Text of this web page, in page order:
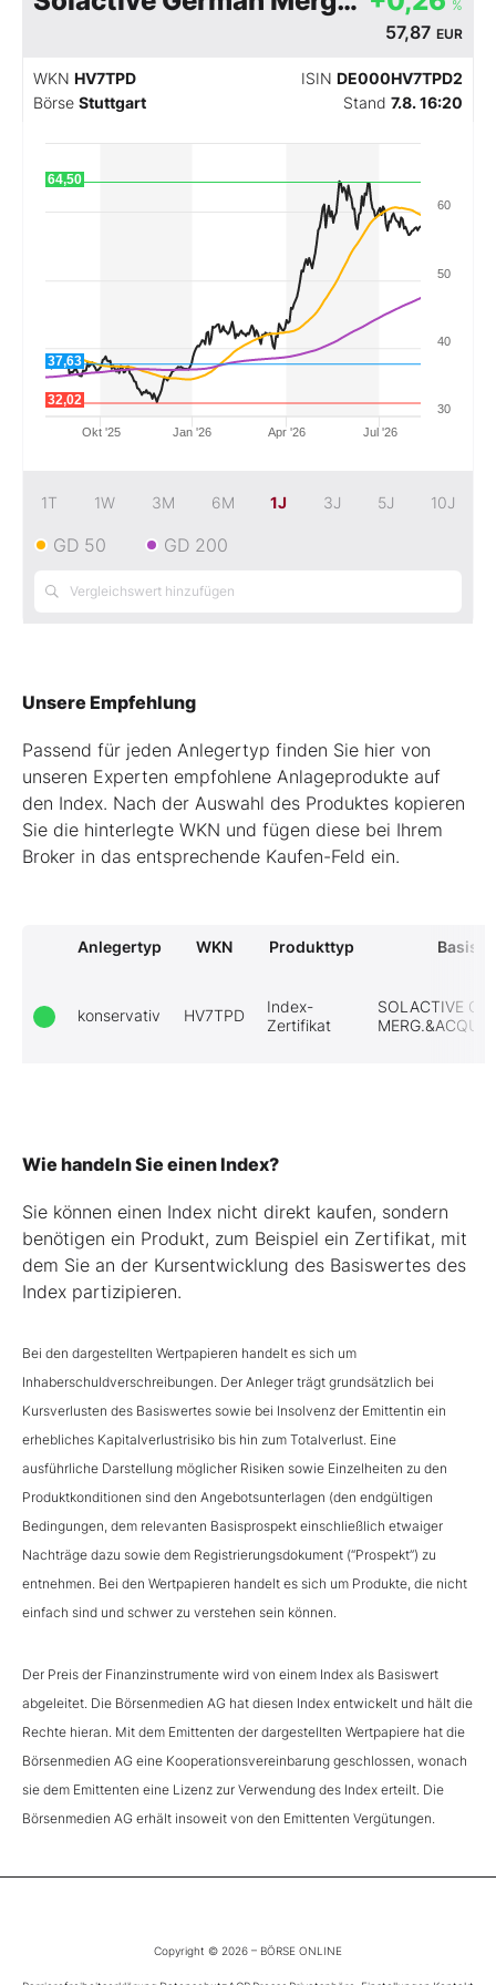
Kontakt
%
57,87 EUR
WKN HV7TPD ISIN DE000HV7TPD2
Börse Stuttgart Stand 7.8. 16:20
Jan '26 Jul '26
Okt '25 Apr '26
40
60
30
50
37,63
32,02
64,50
1T 1W 3M 6M 1J 3J 5J 10J
GD 50 GD 200
Unsere Empfehlung
Passend für jeden Anlegertyp finden Sie hier von
unseren Experten empfohlene Anlageprodukte auf
den Index. Nach der Auswahl des Produktes kopieren
Sie die hinterlegte WKN und fügen diese bei Ihrem
Broker in das entsprechende Kaufen-Feld ein.
Anlegertyp WKN Produkttyp
konservativ HV7TPD
Index-
Zertifikat
SOLACTIVE
MERG.&ACQUIS
Wie handeln Sie einen Index?
Sie können einen Index nicht direkt kaufen, sondern
benötigen ein Produkt, zum Beispiel ein Zertifikat, mit
dem Sie an der Kursentwicklung des Basiswertes des
Index partizipieren.
Bei den dargestellten Wertpapieren handelt es sich um
Inhaberschuldverschreibungen. Der Anleger trägt grundsätzlich bei
Kursverlusten des Basiswertes sowie bei Insolvenz der Emittentin ein
erhebliches Kapitalverlustrisiko bis hin zum Totalverlust. Eine
ausführliche Darstellung möglicher Risiken sowie Einzelheiten zu den
Produktkonditionen sind den Angebotsunterlagen (den endgültigen
Bedingungen, dem relevanten Basisprospekt einschließlich etwaiger
Nachträge dazu sowie dem Registrierungsdokument (“Prospekt”) zu
entnehmen. Bei den Wertpapieren handelt es sich um Produkte, die nicht
einfach sind und schwer zu verstehen sein können.
Der Preis der Finanzinstrumente wird von einem Index als Basiswert
abgeleitet. Die Börsenmedien AG hat diesen Index entwickelt und hält die
Rechte hieran. Mit dem Emittenten der dargestellten Wertpapiere hat die
Börsenmedien AG eine Kooperationsvereinbarung geschlossen, wonach
sie dem Emittenten eine Lizenz zur Verwendung des Index erteilt. Die
Börsenmedien AG erhält insoweit von den Emittenten Vergütungen.
Copyright © 2026 – BÖRSE ONLINE